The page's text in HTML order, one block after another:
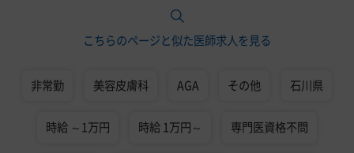
こちらのページと似た医師求人を見る
非常勤 美容皮膚科 AGA その他 石川県
時給 ～1万円 時給 1万円～ 専門医資格不問